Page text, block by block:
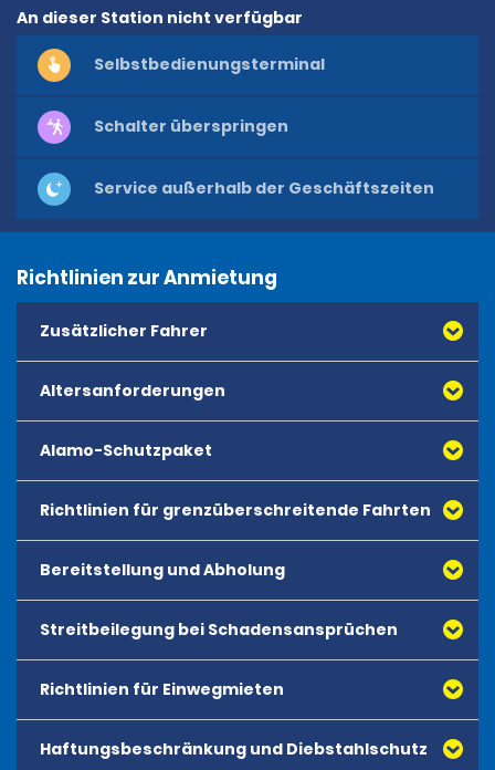
An dieser Station nicht verfügbar
Selbstbedienungsterminal
Schalter überspringen
Service außerhalb der Geschäftszeiten
Richtlinien zur Anmietung
Zusätzlicher Fahrer
Altersanforderungen
Alamo-Schutzpaket
Richtlinien für grenzüberschreitende Fahrten
Bereitstellung und Abholung
Streitbeilegung bei Schadensansprüchen
customer.service@alamo.cl
Richtlinien für Einwegmieten
Haftungsbeschränkung und Diebstahlschutz